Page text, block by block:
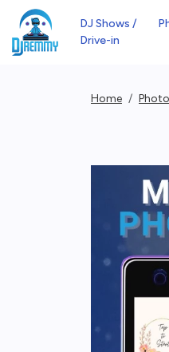
DJ Shows /
Drive-in
Home